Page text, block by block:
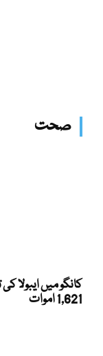
صحت
1,621 اموات